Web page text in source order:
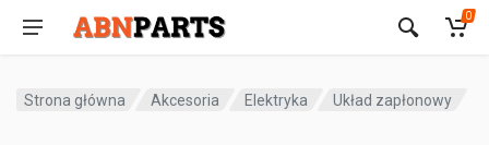
0
Strona główna Akcesoria Elektryka Układ zapłonowy